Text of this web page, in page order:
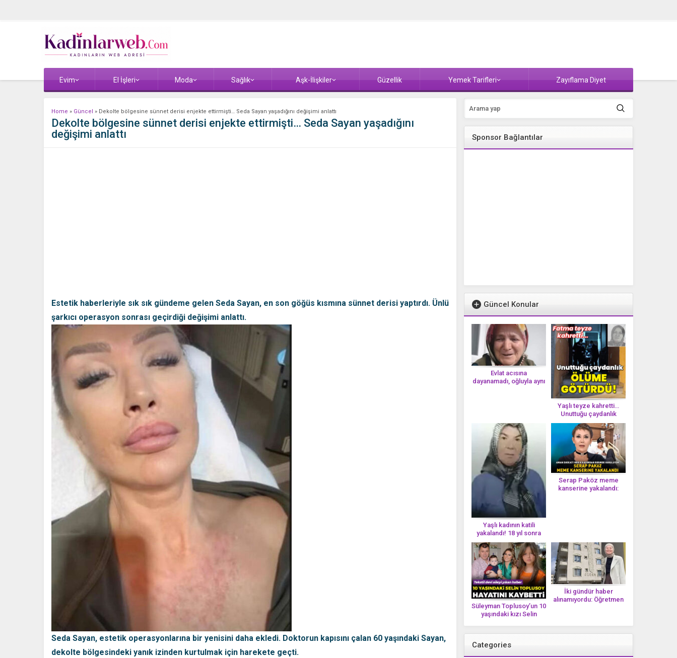
Evim El İşleri Moda Sağlık Aşk-İlişkiler Güzellik Yemek Tarifleri Zayıflama Diyet
Home » Güncel » Dekolte bölgesine sünnet derisi enjekte ettirmişti… Seda Sayan yaşadığını değişimi anlattı
Dekolte bölgesine sünnet derisi enjekte ettirmişti… Seda Sayan yaşadığını
değişimi anlattı
Estetik haberleriyle sık sık gündeme gelen Seda Sayan, en son göğüs kısmına sünnet derisi yaptırdı. Ünlü
şarkıcı operasyon sonrası geçirdiği değişimi anlattı.
Seda Sayan, estetik operasyonlarına bir yenisini daha ekledi. Doktorun kapısını çalan 60 yaşındaki Sayan,
dekolte bölgesindeki yanık izinden kurtulmak için harekete geçti.
Sponsor Bağlantılar
Güncel Konular
Evlat acısına
dayanamadı, oğluyla aynı
Yaşlı teyze kahretti…
Unuttuğu çaydanlık
öl*üme götürdü!
Yaşlı kadının katili
yakalandı! 18 yıl sonra
tek bir DNA iziyle
çözüldü!
Serap Paköz meme
kanserine yakalandı:
Süleyman Toplusoy’un 10
yaşındaki kızı Selin
İki gündür haber
alınamıyordu: Öğretmen
Categories